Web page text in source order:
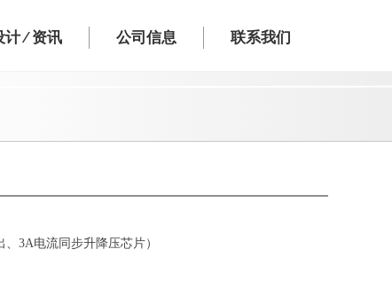
⁄ 资讯 公司信息 联系我们
、3A电流同步升降压芯片）